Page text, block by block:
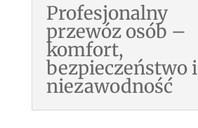
Profesjonalny
przewóz osób –
komfort,
bezpieczeństwo i
niezawodność